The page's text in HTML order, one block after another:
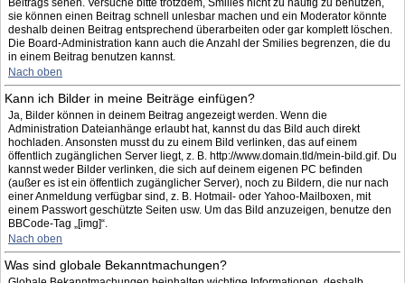
Beitrags sehen. Versuche bitte trotzdem, Smilies nicht zu häufig zu benutzen,
sie können einen Beitrag schnell unlesbar machen und ein Moderator könnte
deshalb deinen Beitrag entsprechend überarbeiten oder gar komplett löschen.
Die Board-Administration kann auch die Anzahl der Smilies begrenzen, die du
in einem Beitrag benutzen kannst.
Nach oben
Kann ich Bilder in meine Beiträge einfügen?
Ja, Bilder können in deinem Beitrag angezeigt werden. Wenn die
Administration Dateianhänge erlaubt hat, kannst du das Bild auch direkt
hochladen. Ansonsten musst du zu einem Bild verlinken, das auf einem
öffentlich zugänglichen Server liegt, z. B. http://www.domain.tld/mein-bild.gif. Du
kannst weder Bilder verlinken, die sich auf deinem eigenen PC befinden
(außer es ist ein öffentlich zugänglicher Server), noch zu Bildern, die nur nach
einer Anmeldung verfügbar sind, z. B. Hotmail- oder Yahoo-Mailboxen, mit
einem Passwort geschützte Seiten usw. Um das Bild anzuzeigen, benutze den
BBCode-Tag „[img]“.
Nach oben
Was sind globale Bekanntmachungen?